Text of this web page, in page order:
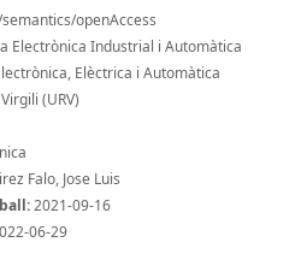
openAccess
Electrònica Industrial i Automàtica
Elèctrica i Automàtica
(URV)
Falo, Jose Luis
2021-09-16
06-29